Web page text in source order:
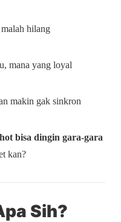
hilang
mana yang loyal
makin gak sinkron
bisa dingin gara-gara
kan?
Sih?